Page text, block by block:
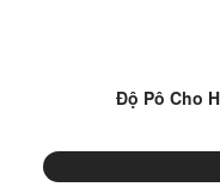
Độ Pô Cho